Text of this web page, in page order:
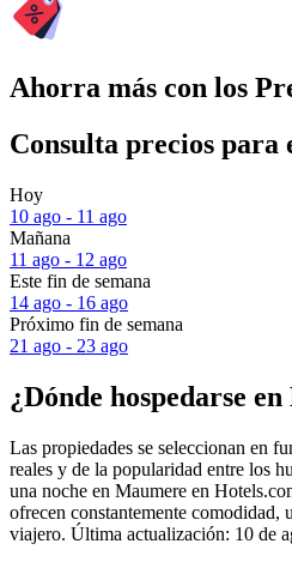
Ahorra más con los
Consulta precios para
Hoy
10 ago - 11 ago
Mañana
11 ago - 12 ago
Este fin de semana
14 ago - 16 ago
Próximo fin de semana
21 ago - 23 ago
¿Dónde hospedarse
Las propiedades se seleccionan en
reales y de la popularidad entre los
una noche en Maumere en
ofrecen constantemente comodidad,
viajero. Última actualización: 10 de